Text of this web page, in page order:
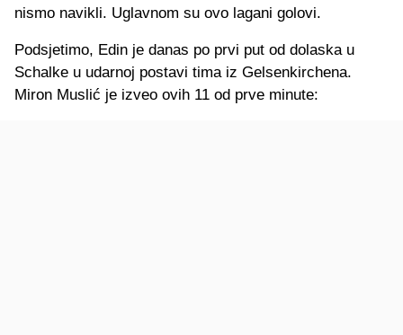
nismo navikli. Uglavnom su ovo lagani golovi.
Podsjetimo, Edin je danas po prvi put od dolaska u
Schalke u udarnoj postavi tima iz Gelsenkirchena.
Miron Muslić je izveo ovih 11 od prve minute: